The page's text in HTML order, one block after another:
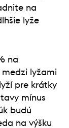
na
lyže
na
lyžami
pre krátky
mínus
budú
na výšku